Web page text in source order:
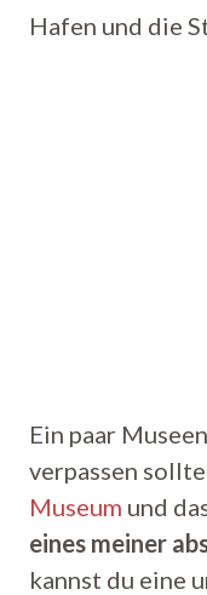
Hafen und die
Ein paar
verpassen
Museum und
eines meiner
kannst du eine